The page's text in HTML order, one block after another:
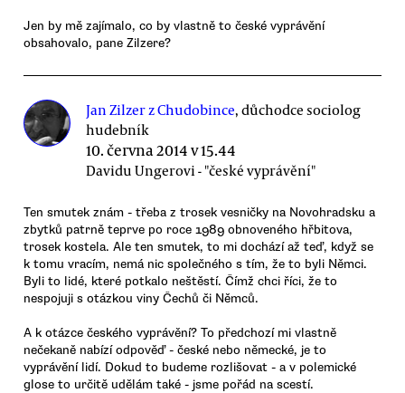
Jen by mě zajímalo, co by vlastně to české vyprávění
obsahovalo, pane Zilzere?
Jan Zilzer z Chudobince, důchodce sociolog
hudebník
10. června 2014 v 15.44
Davidu Ungerovi - "české vyprávění"
Ten smutek znám - třeba z trosek vesničky na Novohradsku a
zbytků patrně teprve po roce 1989 obnoveného hřbitova,
trosek kostela. Ale ten smutek, to mi dochází až teď, když se
k tomu vracím, nemá nic společného s tím, že to byli Němci.
Byli to lidé, které potkalo neštěstí. Čímž chci říci, že to
nespojuji s otázkou viny Čechů či Němců.
A k otázce českého vyprávění? To předchozí mi vlastně
nečekaně nabízí odpověď - české nebo německé, je to
vyprávění lidí. Dokud to budeme rozlišovat - a v polemické
glose to určitě udělám také - jsme pořád na scestí.